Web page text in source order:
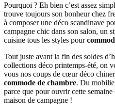
Pourquoi ? Eh bien c’est assez
trouve toujours son bonheur chez
à composer une déco scandinave
campagne chic dans son salon, un
cuisine tous les styles pour
Tout juste avant la fin des soldes
collections déco printemps-été, on
vous nos coups de cœur déco
commode de chambre. Du
parce que pour ouvrir cette
maison de campagne !